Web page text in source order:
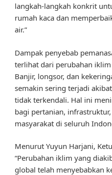
langkah-langkah konkrit
rumah kaca dan
air.”
Dampak penyebab
terlihat dari perubahan
Banjir, longsor, dan
semakin sering terjadi
tidak terkendali. Hal ini
bagi pertanian,
masyarakat di seluruh
Menurut Yuyun Harjani,
“Perubahan iklim yang
global telah menyebabkan